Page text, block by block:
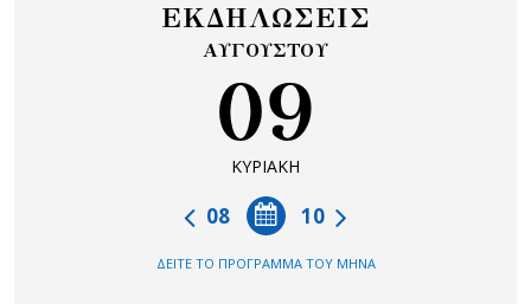
ΕΚΔΗΛΩΣΕΙΣ
ΑΥΓΟΥΣΤΟΥ
09
ΚΥΡΙΑΚΗ
10
08
ΔΕΙΤΕ ΤΟ ΠΡΟΓΡΑΜΜΑ ΤΟΥ ΜΗΝΑ